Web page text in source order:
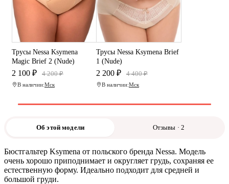
Трусы Nessa Ksymena
Magic Brief 2 (Nude)
2 100 ₽ 4 200 ₽
В наличии:Мск
Трусы Nessa Ksymena Brief
1 (Nude)
2 200 ₽ 4 400 ₽
В наличии:Мск
Об этой модели Отзывы · 2
Бюстгальтер Ksymena от польского бренда Nessa. Модель
очень хорошо приподнимает и округляет грудь, сохраняя ее
естественную форму. Идеально подходит для средней и
большой груди.